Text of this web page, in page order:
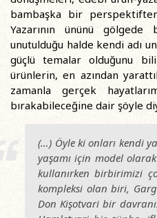
bambaşka bir
Yazarının ününü gölgede
unutulduğu halde kendi adı
güçlü temalar olduğunu
ürünlerin, en azından
zamanla gerçek
bırakabileceğine dair şöyle
(…) Öyle ki onları kendi
yaşamı için model
kullanırken birbirimizi
kompleksi olan biri,
Don Kişotvari bir